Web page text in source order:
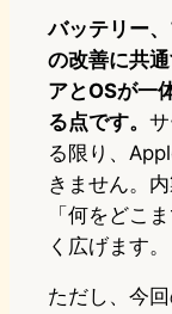
バッテリー
の改善に共
アとOSが一
る点です。
る限り、
きません。
「何をどこ
く広げます。
ただし、今